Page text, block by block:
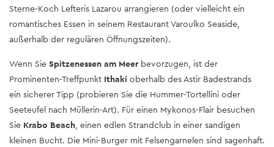
Sterne-Koch Lefteris Lazarou arrangieren (oder vielleicht ein
romantisches Essen in seinem Restaurant Varoulko Seaside,
außerhalb der regulären Öffnungszeiten).
Wenn Sie Spitzenessen am Meerbevorzugen, ist der
Prominenten-Treffpunkt Ithaki oberhalb des Astir Badestrands
ein sicherer Tipp (probieren Sie die Hummer-Tortellini oder
Seeteufel nach Müllerin-Art). Für einen Mykonos-Flair besuchen
Sie Krabo Beach, einen edlen Strandclub in einer sandigen
kleinen Bucht. Die Mini-Burger mit Felsengarnelen sind sagenhaft.